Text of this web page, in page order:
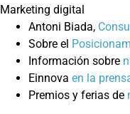
Marketing digital
Antoni Biada,
Sobre el
Información sobre
Einnova en la
Premios y ferias de